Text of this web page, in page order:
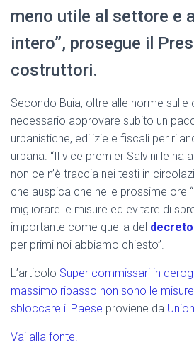
meno utile al settore e
intero”, prosegue il
costruttori.
Secondo Buia, oltre alle norme
necessario approvare subito un
urbanistiche, edilizie e fiscali per
urbana. “Il vice premier Salvini le ha
non ce n’è traccia nei testi in
che auspica che nelle prossime ore
migliorare le misure ed evitare di
importante come quella del
per primi noi abbiamo chiesto”.
L’articolo Super commissari in
massimo ribasso non sono le
sbloccare il Paese proviene da
Vai alla fonte.